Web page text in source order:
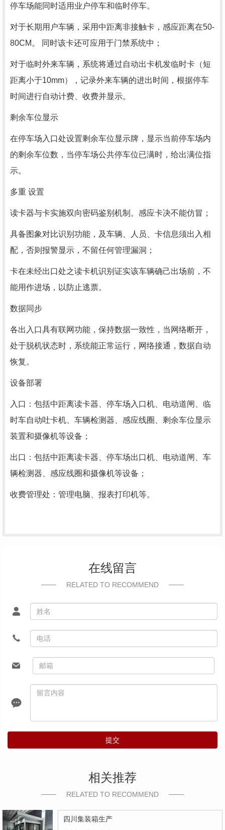
停车场能同时适用业户停车和临时停车。
对于长期用户车辆，采用中距离非接触卡，感应距离在50-
80CM。 同时该卡还可应用于门禁系统中；
对于临时外来车辆，系统将通过自动出卡机发临时卡（短
距离小于10mm），记录外来车辆的进出时间，根据停车
时间进行自动计费、收费并显示。
剩余车位显示
在停车场入口处设置剩余车位显示牌，显示当前停车场内
的剩余车位数，当停车场公共停车位已满时，给出满位指
示。
多重 设置
读卡器与卡实施双向密码鉴别机制。感应卡决不能仿冒；
具备图象对比识别功能，及车辆、人员、卡信息须出入相
配，否则报警显示，不留任何管理漏洞；
卡在未经出口处之读卡机识别证实该车辆确己出场前，不
能用作进场，以防止逃票。
数据同步
各出入口具有联网功能，保持数据一致性，当网络断开，
处于脱机状态时，系统能正常运行，网络接通，数据自动
恢复。
设备部署
入口：包括中距离读卡器、停车场入口机、电动道闸、临
时车自动吐卡机、车辆检测器、感应线圈、剩余车位显示
装置和摄像机等设备；
出口：包括中距离读卡器、停车场出口机、电动道闸、车
辆检测器、感应线圈和摄像机等设备；
收费管理处：管理电脑、报表打印机等。
在线留言
RELATED TO RECOMMEND
提交
相关推荐
RELATED TO RECOMMEND
四川集装箱生产